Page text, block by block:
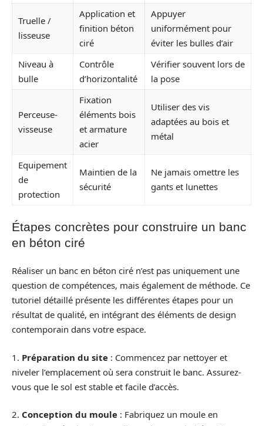
Truelle /
lisseuse
Application et
finition béton
ciré
Appuyer
uniformément pour
éviter les bulles d’air
Niveau à
bulle
Contrôle
d’horizontalité
Vérifier souvent lors de
la pose
Perceuse-
visseuse
Fixation
éléments bois
et armature
acier
Utiliser des vis
adaptées au bois et
métal
Equipement
de
protection
Maintien de la
sécurité
Ne jamais omettre les
gants et lunettes
Étapes concrètes pour construire un banc
en béton ciré
Réaliser un banc en béton ciré n’est pas uniquement une
question de compétences, mais également de méthode. Ce
tutoriel détaillé présente les différentes étapes pour un
résultat de qualité, en intégrant des éléments de design
contemporain dans votre espace.
1. Préparation du site : Commencez par nettoyer et
niveler l’emplacement où sera construit le banc. Assurez-
vous que le sol est stable et facile d’accès.
2. Conception du moule : Fabriquez un moule en